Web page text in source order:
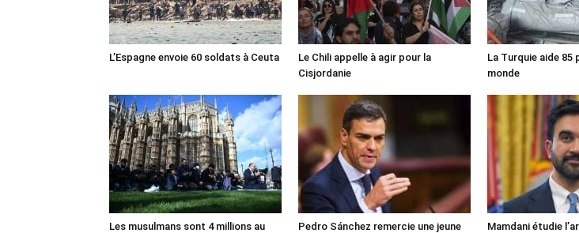
L’Espagne envoie 60 soldats à Ceuta
Le Chili appelle à agir pour la
Cisjordanie
La Turquie aide 85
monde
Les musulmans sont 4 millions au
Pedro Sánchez remercie une jeune
Mamdani étudie